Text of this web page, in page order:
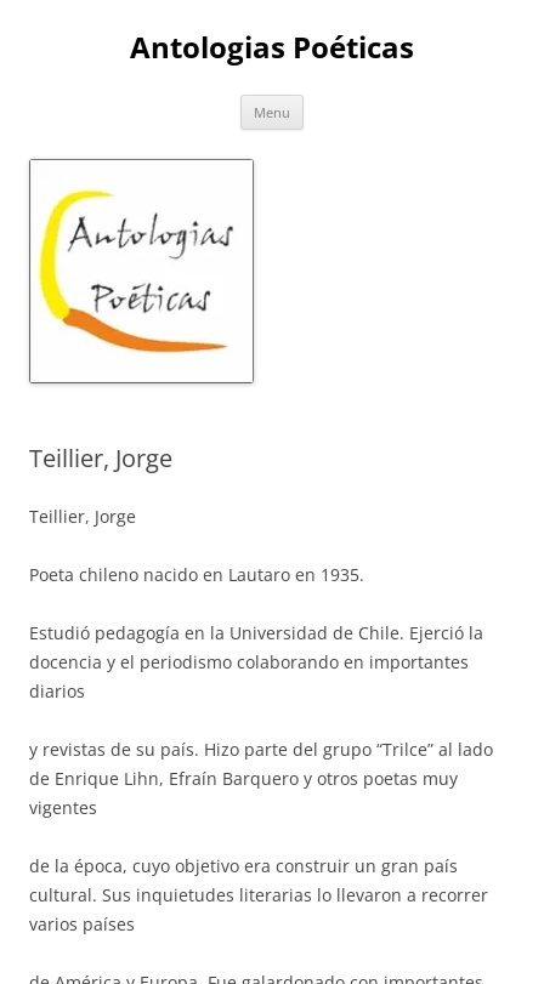
Antologias Poéticas
Menu
Teillier, Jorge
Teillier, Jorge
Poeta chileno nacido en Lautaro en 1935.
Estudió pedagogía en la Universidad de Chile. Ejerció la
docencia y el periodismo colaborando en importantes
diarios
y revistas de su país. Hizo parte del grupo “Trilce” al lado
de Enrique Lihn, Efraín Barquero y otros poetas muy
vigentes
de la época, cuyo objetivo era construir un gran país
cultural. Sus inquietudes literarias lo llevaron a recorrer
varios países